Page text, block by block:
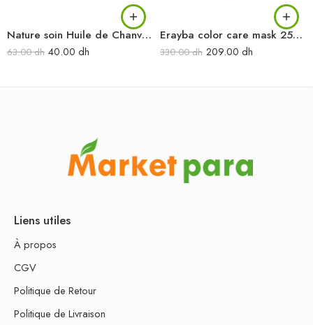
Nature soin Huile de Chanvre 50 ml
63.00dh 40.00 dh
Erayba color care mask 250 ml
330.00dh 209.00 dh
Liens utiles
À propos
CGV
Politique de Retour
Politique de Livraison